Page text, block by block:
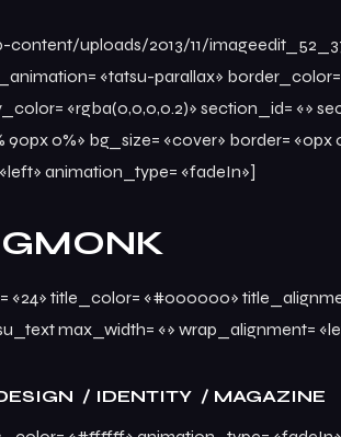
uploads/2013/11/
«tatsu-parallax»
«rgba(0,0,0,0.2)» section_id= «»
0%» bg_size= «cover» border= «0px
animation_type= «fadeIn»]
title_color= «#000000»
max_width= «» wrap_alignment=
/ IDENTITY / MAGAZINE